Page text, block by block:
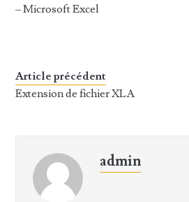
– Microsoft Excel
Article précédent
Extension de fichier XLA
admin